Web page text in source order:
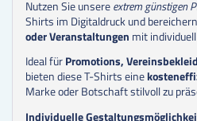
Nutzen Sie unsereextrem günstigen
Shirts im Digitaldruck und
oder Veranstaltungen mit
Ideal fürPromotions,
bieten diese T-Shirts eine
Marke oder Botschaft stilvoll zu
Individuelle